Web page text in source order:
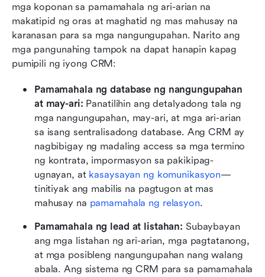
mga koponan sa pamamahala ng ari-arian na
makatipid ng oras at maghatid ng mas mahusay na
karanasan para sa mga nangungupahan. Narito ang
mga pangunahing tampok na dapat hanapin kapag
pumipili ng iyong CRM:
Pamamahala ng database ng nangungupahan
at may-ari: Panatilihin ang detalyadong tala ng
mga nangungupahan, may-ari, at mga ari-arian
sa isang sentralisadong database. Ang CRM ay
nagbibigay ng madaling access sa mga termino
ng kontrata, impormasyon sa pakikipag-
ugnayan, at kasaysayan ng komunikasyon—
tinitiyak ang mabilis na pagtugon at mas
mahusay na pamamahala ng relasyon.
Pamamahala ng lead at listahan: Subaybayan
ang mga listahan ng ari-arian, mga pagtatanong,
at mga posibleng nangungupahan nang walang
abala. Ang sistema ng CRM para sa pamamahala